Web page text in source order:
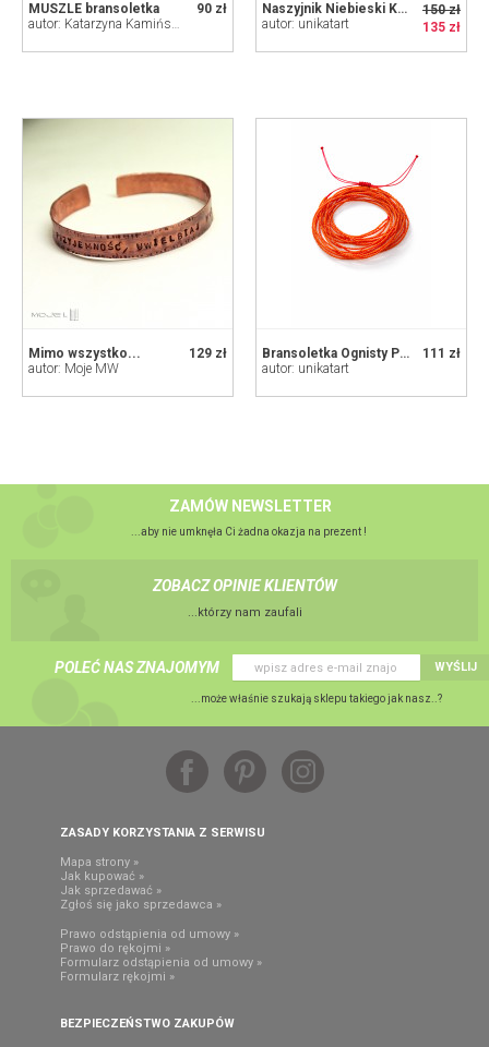
90 zł
MUSZLE bransoletka
autor: Katarzyna Kamińska - ART
150 zł
135 zł
Naszyjnik Niebieski Komplet Flat
autor: unikatart
129 zł
Mimo wszystko...
autor: Moje MW
111 zł
Bransoletka Ognisty Pomarańcz z Czerwienią
autor: unikatart
ZAMÓW NEWSLETTER
...aby nie umknęła Ci żadna okazja na prezent !
ZOBACZ OPINIE KLIENTÓW
...którzy nam zaufali
POLEĆ NAS ZNAJOMYM WYŚLIJ
...może właśnie szukają sklepu takiego jak nasz..?
ZASADY KORZYSTANIA Z SERWISU
Mapa strony »
Jak kupować »
Jak sprzedawać »
Zgłoś się jako sprzedawca »
Prawo odstąpienia od umowy »
Prawo do rękojmi »
Formularz odstąpienia od umowy »
Formularz rękojmi »
BEZPIECZEŃSTWO ZAKUPÓW